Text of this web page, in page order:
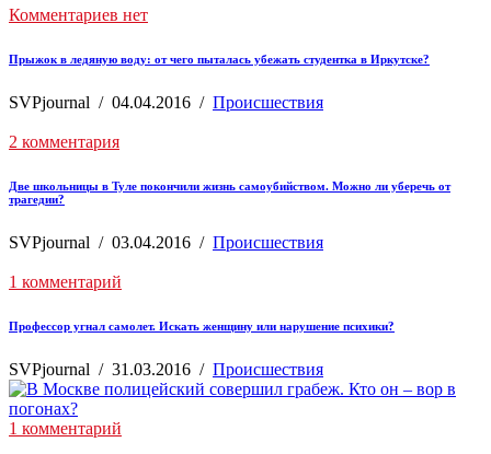
Комментариев нет
Прыжок в ледяную воду: от чего пыталась убежать студентка в Иркутске?
SVPjournal / 04.04.2016 / Происшествия
2 комментария
Две школьницы в Туле покончили жизнь самоубийством. Можно ли уберечь от
трагедии?
SVPjournal / 03.04.2016 / Происшествия
1 комментарий
Профессор угнал самолет. Искать женщину или нарушение психики?
SVPjournal / 31.03.2016 / Происшествия
1 комментарий